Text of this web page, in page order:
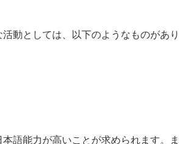
動としては、以下のようなものがあり
語能力が高いことが求められます。